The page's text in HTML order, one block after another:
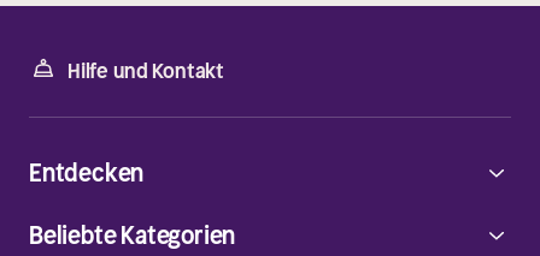
Hilfe und Kontakt
Entdecken
Beliebte Kategorien